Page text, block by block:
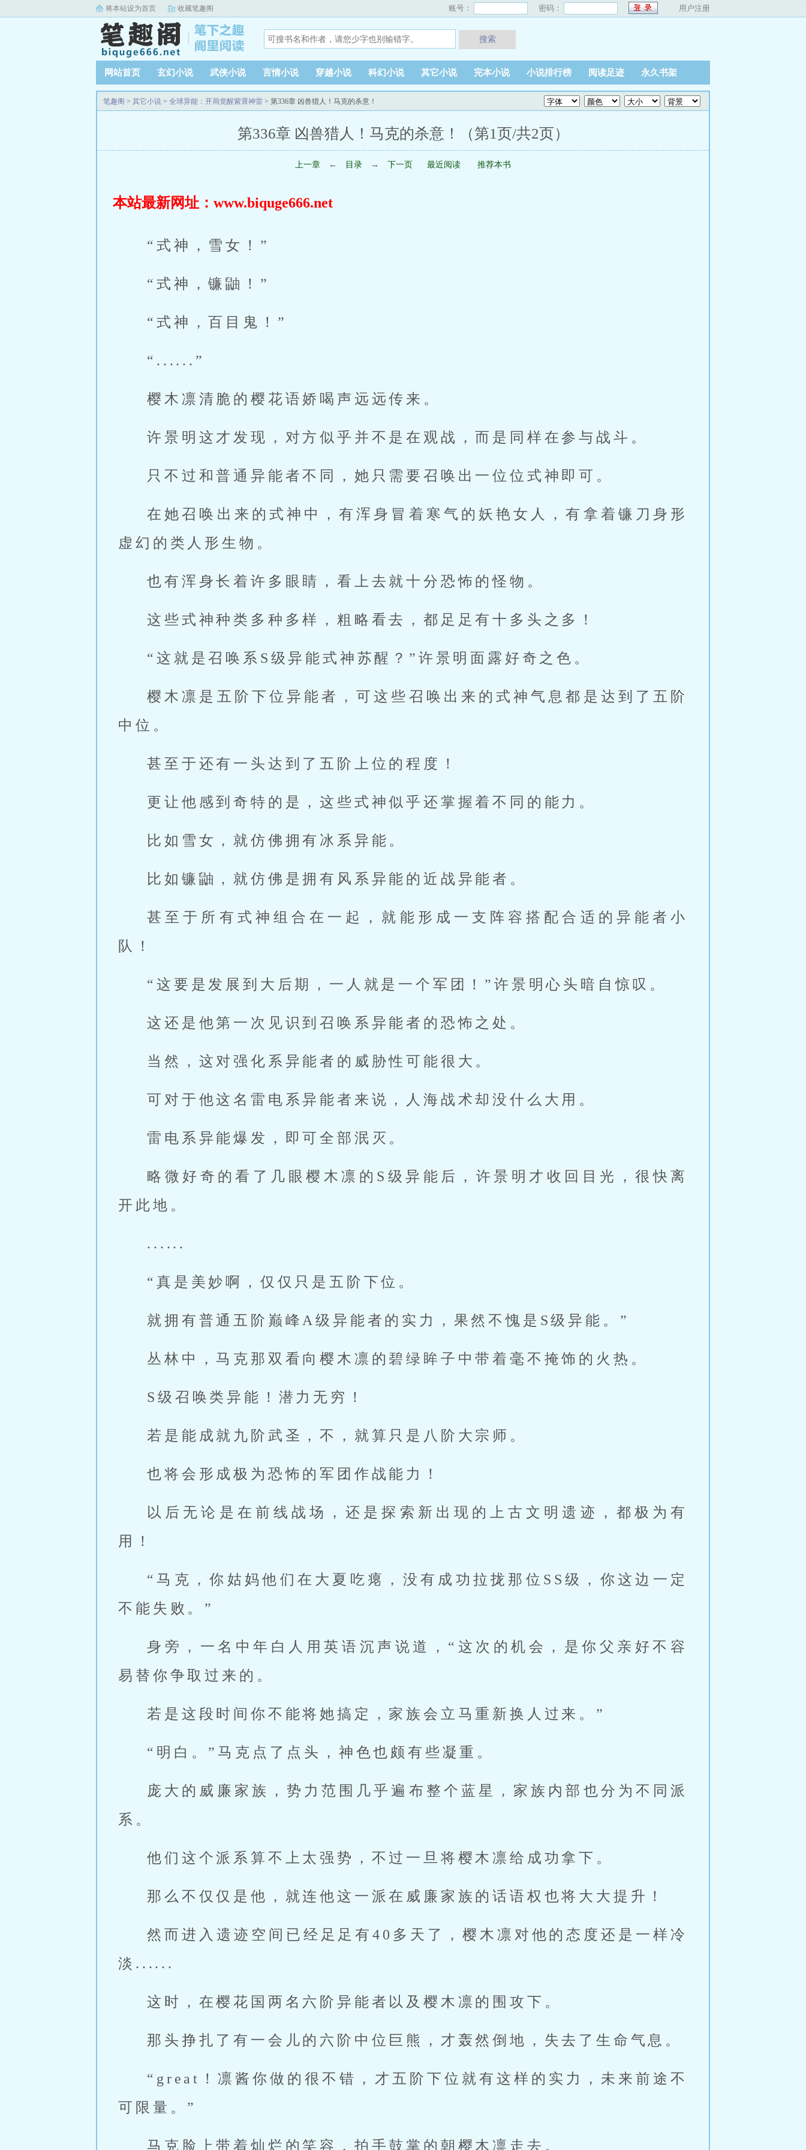
将本站设为首页 收藏笔趣阁 账号： 密码： 用户注册
搜索
网站首页 玄幻小说 武侠小说 言情小说 穿越小说 科幻小说 其它小说 完本小说 小说排行榜 阅读足迹 永久书架
笔趣阁 > 其它小说 > 全球异能：开局觉醒紫霄神雷 > 第336章 凶兽猎人！马克的杀意！
第336章 凶兽猎人！马克的杀意！（第1页/共2页）
上一章 ← 目录 → 下一页 最近阅读 推荐本书
本站最新网址：www.biquge666.net
“式神，雪女！”
“式神，镰鼬！”
“式神，百目鬼！”
“......”
樱木凛清脆的樱花语娇喝声远远传来。
许景明这才发现，对方似乎并不是在观战，而是同样在参与战斗。
只不过和普通异能者不同，她只需要召唤出一位位式神即可。
在她召唤出来的式神中，有浑身冒着寒气的妖艳女人，有拿着镰刀身形
虚幻的类人形生物。
也有浑身长着许多眼睛，看上去就十分恐怖的怪物。
这些式神种类多种多样，粗略看去，都足足有十多头之多！
“这就是召唤系S级异能式神苏醒？”许景明面露好奇之色。
樱木凛是五阶下位异能者，可这些召唤出来的式神气息都是达到了五阶
中位。
甚至于还有一头达到了五阶上位的程度！
更让他感到奇特的是，这些式神似乎还掌握着不同的能力。
比如雪女，就仿佛拥有冰系异能。
比如镰鼬，就仿佛是拥有风系异能的近战异能者。
甚至于所有式神组合在一起，就能形成一支阵容搭配合适的异能者小
队！
“这要是发展到大后期，一人就是一个军团！”许景明心头暗自惊叹。
这还是他第一次见识到召唤系异能者的恐怖之处。
当然，这对强化系异能者的威胁性可能很大。
可对于他这名雷电系异能者来说，人海战术却没什么大用。
雷电系异能爆发，即可全部泯灭。
略微好奇的看了几眼樱木凛的S级异能后，许景明才收回目光，很快离
开此地。
......
“真是美妙啊，仅仅只是五阶下位。
就拥有普通五阶巅峰A级异能者的实力，果然不愧是S级异能。”
丛林中，马克那双看向樱木凛的碧绿眸子中带着毫不掩饰的火热。
S级召唤类异能！潜力无穷！
若是能成就九阶武圣，不，就算只是八阶大宗师。
也将会形成极为恐怖的军团作战能力！
以后无论是在前线战场，还是探索新出现的上古文明遗迹，都极为有
用！
“马克，你姑妈他们在大夏吃瘪，没有成功拉拢那位SS级，你这边一定
不能失败。”
身旁，一名中年白人用英语沉声说道，“这次的机会，是你父亲好不容
易替你争取过来的。
若是这段时间你不能将她搞定，家族会立马重新换人过来。”
“明白。”马克点了点头，神色也颇有些凝重。
庞大的威廉家族，势力范围几乎遍布整个蓝星，家族内部也分为不同派
系。
他们这个派系算不上太强势，不过一旦将樱木凛给成功拿下。
那么不仅仅是他，就连他这一派在威廉家族的话语权也将大大提升！
然而进入遗迹空间已经足足有40多天了，樱木凛对他的态度还是一样冷
淡......
这时，在樱花国两名六阶异能者以及樱木凛的围攻下。
那头挣扎了有一会儿的六阶中位巨熊，才轰然倒地，失去了生命气息。
“great！凛酱你做的很不错，才五阶下位就有这样的实力，未来前途不
可限量。”
马克脸上带着灿烂的笑容，拍手鼓掌的朝樱木凛走去。